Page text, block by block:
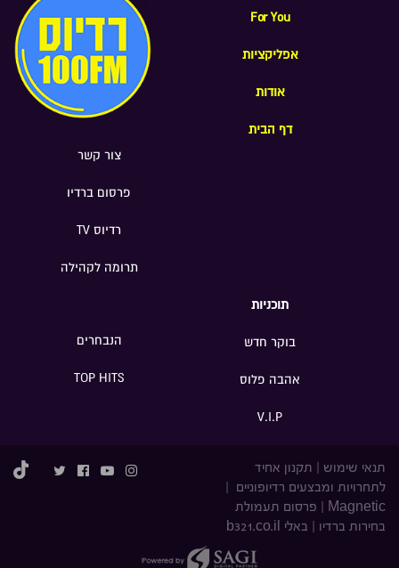
For You
אפליקציות
אודות
דף הבית
צור קשר
פרסום ברדיו
רדיוס TV
תרומה לקהילה
תוכניות
בוקר חדש
אהבה פלוס
V.I.P
הנבחרים
TOP HITS
תנאי שימוש
תקנון אחיד
לתחרויות ומבצעים רדיופוניים
Magnetic
פרסום תעמולת
בחירות ברדיו
באלי b321.co.il